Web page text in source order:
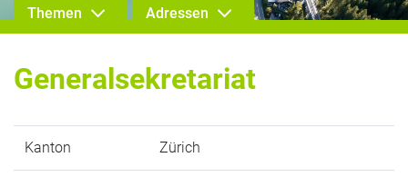
Themen Adressen
Generalsekretariat
Kanton Zürich